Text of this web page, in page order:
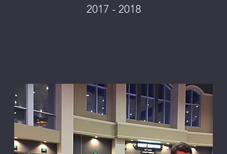
2017 - 2018